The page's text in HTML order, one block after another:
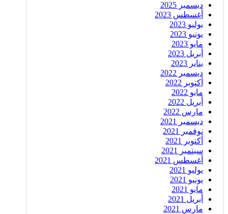
ديسمبر 2025
أغسطس 2023
يوليو 2023
يونيو 2023
مايو 2023
أبريل 2023
يناير 2023
ديسمبر 2022
أكتوبر 2022
مايو 2022
أبريل 2022
مارس 2022
ديسمبر 2021
نوفمبر 2021
أكتوبر 2021
سبتمبر 2021
أغسطس 2021
يوليو 2021
يونيو 2021
مايو 2021
أبريل 2021
مارس 2021